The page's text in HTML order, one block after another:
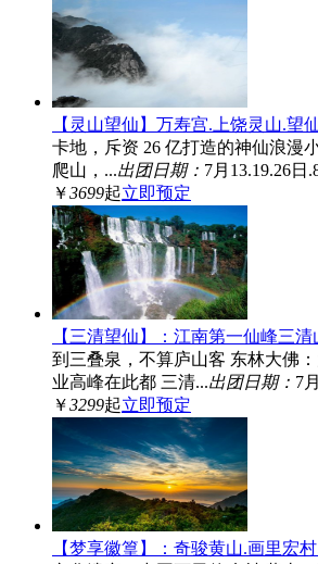
【灵山望仙】万寿宫.上饶灵山.望
卡地，斥资 26 亿打造的神仙浪漫
爬山，...出团日期： 7月13.19.26日
￥3699起立即预定
【三清望仙】：江南第一仙峰三
到三叠泉，不算庐山客 东林大佛
业高峰在此都 三清...出团日期： 7
￥3299起立即预定
【梦享徽篁】：奇骏黄山.画里宏